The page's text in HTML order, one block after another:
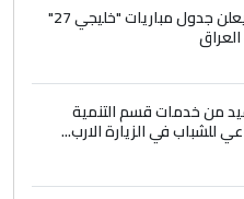
الاتحاد الخليجي يعلن جدول مباريات "خليجي 27"
من خدمات قسم التنمية
للشباب في الزيارة الارب...